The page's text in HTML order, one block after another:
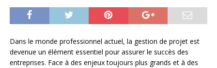
Dans le monde professionnel actuel, la gestion de projet est
devenue un élément essentiel pour assurer le succès des
entreprises. Face à des enjeux toujours plus grands et à des